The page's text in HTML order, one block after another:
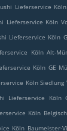
Lieferservice
Lieferservice Köln
Lieferservice Köln
Köln Alt-
Köln GE
Köln Siedlung
Lieferservice Köln
Köln
Köln Baumeister-